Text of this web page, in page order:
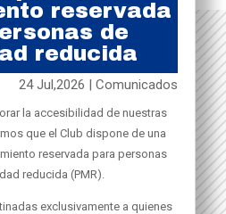
reservada
de
reducida
24 Jul,2026 |Comunicados
la accesibilidad de nuestras
que el Club dispone de una
reservada para personas
reducida (PMR).
exclusivamente a quienes